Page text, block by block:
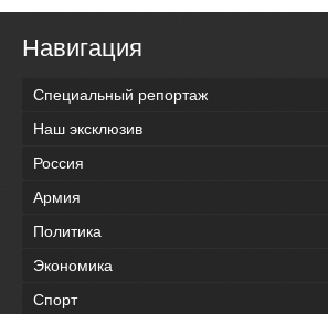
Навигация
Специальный репортаж
Наш эксклюзив
Россия
Армия
Политика
Экономика
Спорт